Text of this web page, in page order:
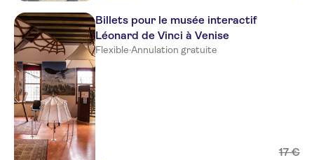
Billets pour le musée interactif
Léonard de Vinci à Venise
Flexible·Annulation gratuite
17 €